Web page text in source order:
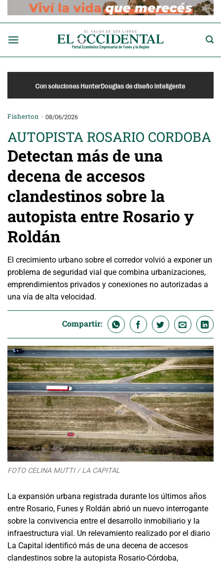
Fisherton 08/06/2026
AUTOPISTA ROSARIO CORDOBA
Detectan más de una
decena de accesos
clandestinos sobre la
autopista entre Rosario y
Roldán
El crecimiento urbano sobre el corredor volvió a exponer un
problema de seguridad vial que combina urbanizaciones,
emprendimientos privados y conexiones no autorizadas a
una vía de alta velocidad.
Compartir:
FOTO CELINA MUTTI / LA CAPITAL
La expansión urbana registrada durante los últimos años
entre Rosario, Funes y Roldán abrió un nuevo interrogante
sobre la convivencia entre el desarrollo inmobiliario y la
infraestructura vial. Un relevamiento realizado por el diario
La Capital identificó más de una decena de accesos
clandestinos sobre la autopista Rosario-Córdoba,